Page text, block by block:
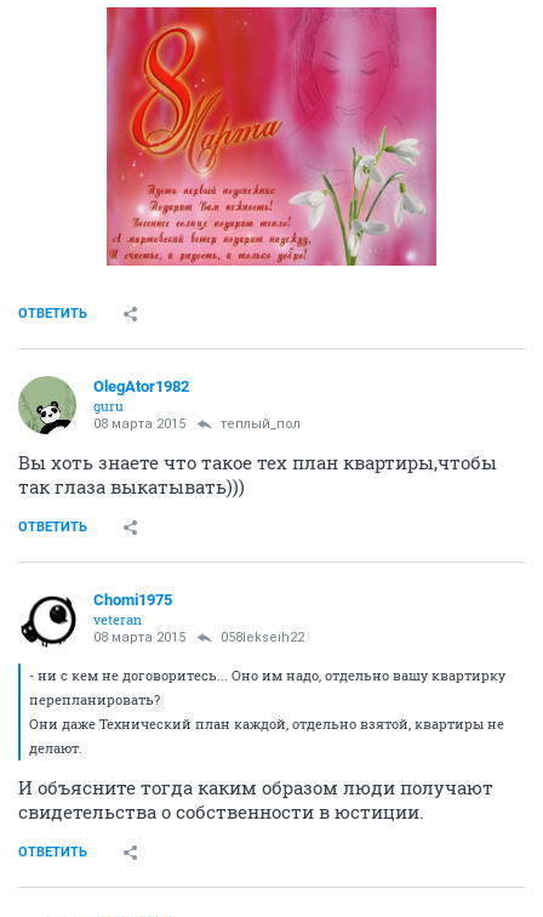
ОТВЕТИТЬ
OlegAtor1982
guru
08 марта 2015 теплый_пол
Вы хоть знаете что такое тех план квартиры,чтобы
так глаза выкатывать)))
ОТВЕТИТЬ
Chomi1975
veteran
08 марта 2015 058lekseih22
- ни с кем не договоритесь... Оно им надо, отдельно вашу квартирку
перепланировать?
Они даже Технический план каждой, отдельно взятой, квартиры не
делают.
И объясните тогда каким образом люди получают
свидетельства о собственности в юстиции.
ОТВЕТИТЬ